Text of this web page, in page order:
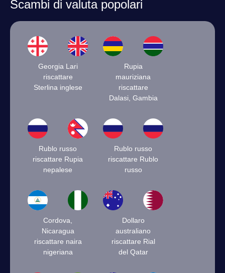
Scambi di valuta popolari
Georgia Lari
riscattare
Sterlina inglese
Rupia
mauriziana
riscattare
Dalasi, Gambia
Rublo russo
riscattare Rupia
nepalese
Rublo russo
riscattare Rublo
russo
Cordova,
Nicaragua
riscattare naira
nigeriana
Dollaro
australiano
riscattare Rial
del Qatar